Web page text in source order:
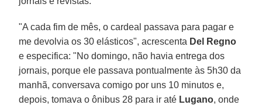
"A cada fim de mês, o cardeal passava para pagar e
me devolvia os 30 elásticos", acrescenta Del Regno
e especifica: "No domingo, não havia entrega dos
jornais, porque ele passava pontualmente às 5h30 da
manhã, conversava comigo por uns 10 minutos e,
depois, tomava o ônibus 28 para ir até Lugano, onde